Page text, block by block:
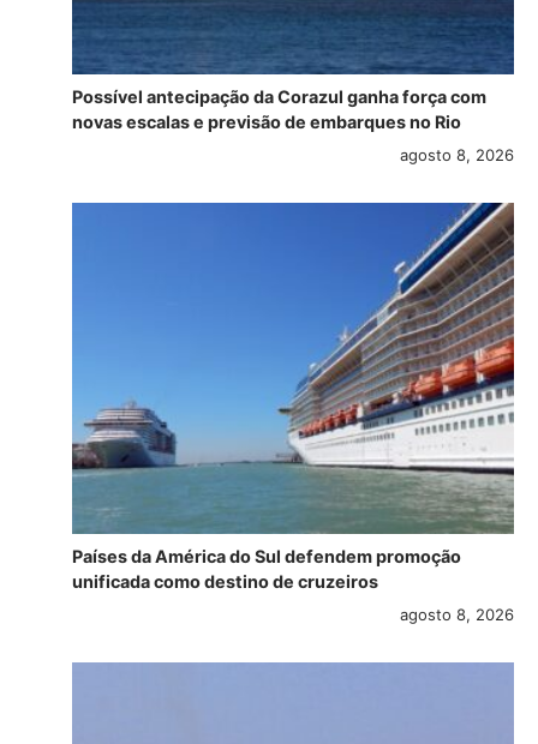
Possível antecipação da Corazul ganha força com
novas escalas e previsão de embarques no Rio
agosto 8, 2026
Países da América do Sul defendem promoção
unificada como destino de cruzeiros
agosto 8, 2026